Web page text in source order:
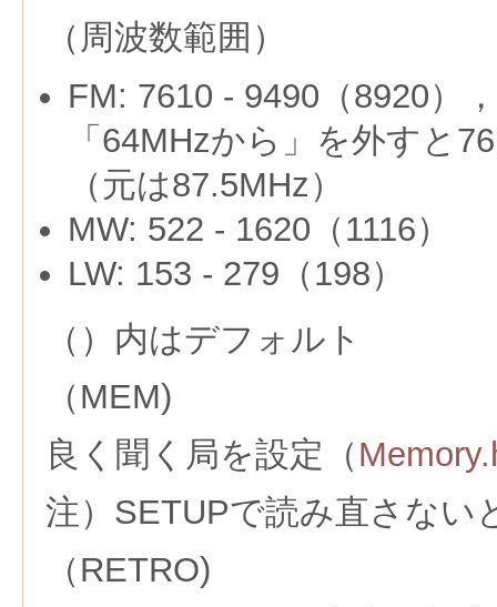
（周波数範囲）
FM: 7610 - 9490（8920）
「64MHzから」を外すと
（元は87.5MHz）
MW: 522 - 1620（1116）
LW: 153 - 279（198）
（）内はデフォルト
（MEM)
良く聞く局を設定（
注）SETUPで読み直さない
（RETRO)